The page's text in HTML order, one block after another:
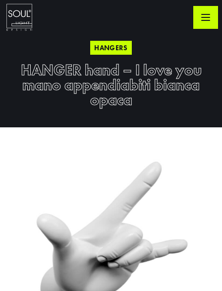
HANGERS
HANGER hand – I love you
mano appendiabiti bianca
opaca